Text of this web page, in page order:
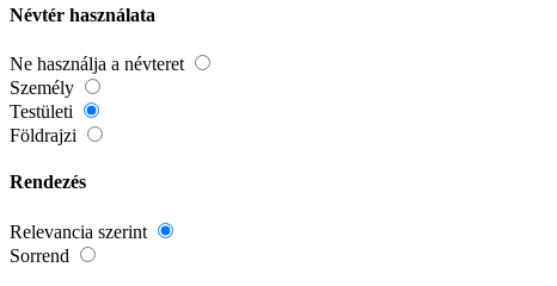
Névtér használata
Ne használja a névteret
Személy
Testületi
Földrajzi
Rendezés
Relevancia szerint
Sorrend